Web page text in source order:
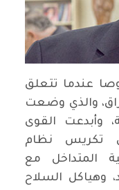
عندما تتعلق
والذي وضعت
وأبدعت القوى
تكريس نظام
المتداخل مع
وهياكل السلاح